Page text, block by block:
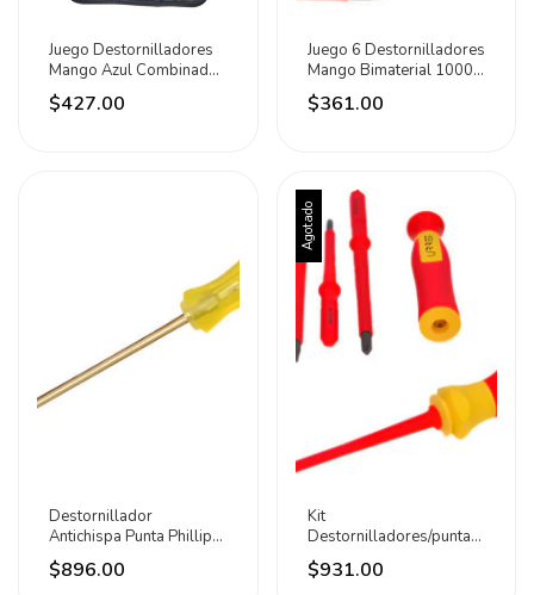
Juego Destornilladores
Mango Azul Combinados
10pz Surtek
$427.00
Juego 6 Destornilladores
Mango Bimaterial 1000v
Surtek
$361.00
Destornillador
Antichispa Punta Phillips
#2 1/4x6puLG Urrea
$896.00
Agotado
Kit
Destornilladores/puntas
Intercambiables 1000v
10pz Urrea
$931.00